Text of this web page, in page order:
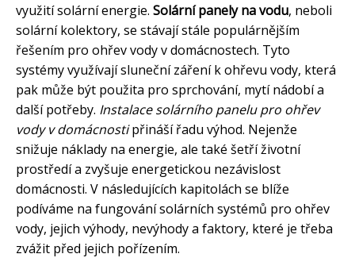
využití solární energie. Solární panely na vodu, neboli
solární kolektory, se stávají stále populárnějším
řešením pro ohřev vody v domácnostech. Tyto
systémy využívají sluneční záření k ohřevu vody, která
pak může být použita pro sprchování, mytí nádobí a
další potřeby. Instalace solárního panelu pro ohřev
vody v domácnostipřináší řadu výhod. Nejenže
snižuje náklady na energie, ale také šetří životní
prostředí a zvyšuje energetickou nezávislost
domácnosti. V následujících kapitolách se blíže
podíváme na fungování solárních systémů pro ohřev
vody, jejich výhody, nevýhody a faktory, které je třeba
zvážit před jejich pořízením.